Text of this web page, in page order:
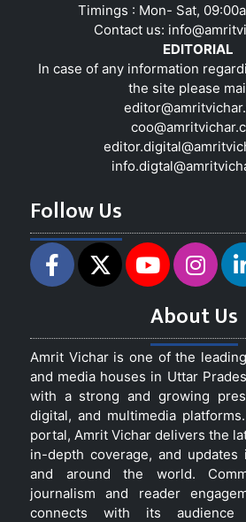
Timings : Mon- Sat,
Contact us:
EDITORIAL
In case of any information
the site please
Follow Us
About Us
Amrit Vichar is one of the
and media houses in Uttar
with a strong and growing
digital, and multimedia
portal, Amrit Vichar delivers the
in-depth coverage, and
and around the world.
journalism and reader
connects with its audience